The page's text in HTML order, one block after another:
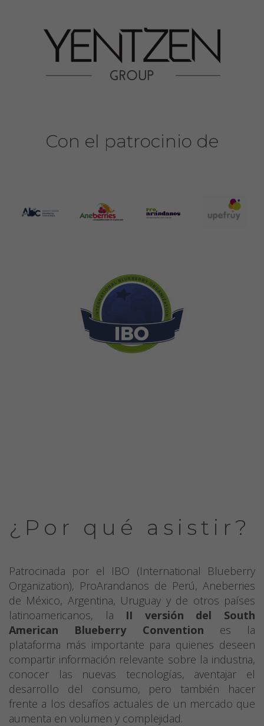
Con el patrocinio de
¿Por qué asistir?
Patrocinada por el IBO (International Blueberry
Organization), ProArandanos de Perú, Aneberries
de México, Argentina, Uruguay y de otros países
latinoamericanos, la II versión del South
American Blueberry Convention es la
plataforma más importante para quienes deseen
compartir información relevante sobre la industria,
conocer las nuevas tecnologías, aventajar el
desarrollo del consumo, pero también hacer
frente a los desafíos actuales de un mercado que
aumenta en volumen y complejidad.